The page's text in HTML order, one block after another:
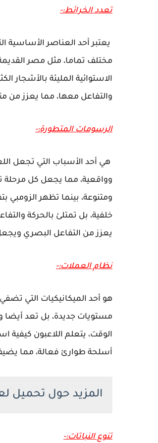
تعدد الخرائط:-
مختلف تماما، مثل مصر
الاستوائية المليئة بالأشجار
والتفاعل معها، مما يعزز
الرسومات المتطورة:-
هي أحد الأسباب التي تجعل
وواقعية، مما يجعل كل مرحلة
ومتنوعة، بينما تظهر
خلفية، بل تمتلئ بالحركة
يعزز من التفاعل البصري
نظام العملات:-
هو أحد الميكانيكيات التي
مستويات جديدة، بل تعد أيضا
الوقت، يتعلم اللاعبون كيفية
أسلحة طوارئ فعالة، مما يضيف
المزيد حول تحميل لعبة
تنوع النباتات:-